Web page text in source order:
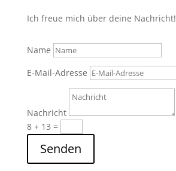
Ich freue mich über deine Nachricht!
Name
E-Mail-Adresse
Nachricht
8 + 13 =
Senden